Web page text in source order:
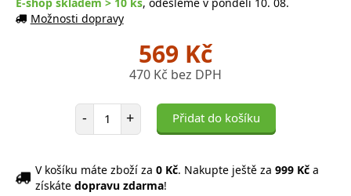
Možnosti dopravy
569 Kč
470 Kč bez DPH
- Počet položek
+ Přidat do košíku
V košíku máte zboží za 0 Kč. Nakupte ještě za 999 Kč a
získáte dopravu zdarma!